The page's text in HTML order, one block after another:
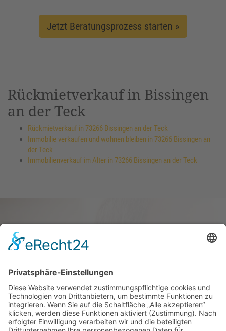
Jetzt Beratungsprozess starten »
Rückmietverkauf in Bissingen
an der Teck
Rückmietverkauf in 73266 Bissingen an der Teck
Immobilie verkaufen und wohnen bleiben in 73266 Bissingen an
der Teck
Immobilienverkauf im Alter in 73266 Bissingen an der Teck
verkaufen und darin
wohnen bleiben
Verkaufen Sie Ihr Haus oder Ihre
Eigen­tums­woh­nung und bleiben Sie
darin wohnen.